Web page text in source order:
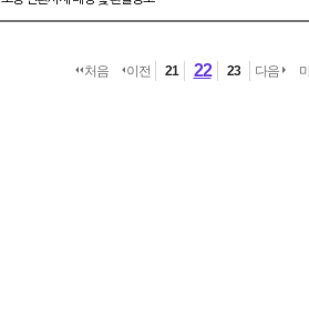
처음 이전 21 22 23 다음